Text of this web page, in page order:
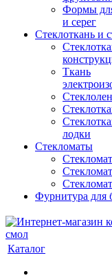
Формы
и серег
Стеклоткань и
Ткань
лодки
Стекломаты
Фурнитура для
Каталог